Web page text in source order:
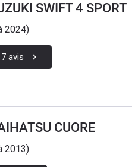
SWIFT 4 SPORT
2024)
avis
CUORE
2013)